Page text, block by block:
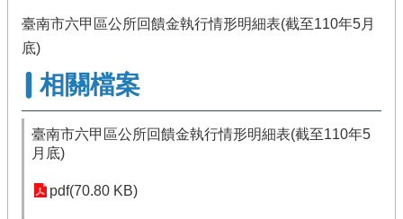
臺南市六甲區公所回饋金執行情形明細表(截至110年5月
底)
相關檔案
臺南市六甲區公所回饋金執行情形明細表(截至110年5
月底)
pdf(70.80 KB)